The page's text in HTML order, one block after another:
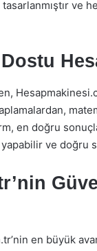
tasarlanmıştır ve
en doğru
ve doğru
en büyük